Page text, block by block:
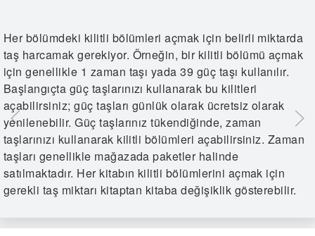
Her bölümdeki kilitli bölümleri açmak için belirli miktarda
taş harcamak gerekiyor. Örneğin, bir kilitli bölümü açmak
için genellikle 1 zaman taşı yada 39 güç taşı kullanılır.
Başlangıçta güç taşlarınızı kullanarak bu kilitleri
açabilirsiniz; güç taşları günlük olarak ücretsiz olarak
yenilenebilir. Güç taşlarınız tükendiğinde, zaman
taşlarınızı kullanarak kilitli bölümleri açabilirsiniz. Zaman
taşları genellikle mağazada paketler halinde
satılmaktadır. Her kitabın kilitli bölümlerini açmak için
gerekli taş miktarı kitaptan kitaba değişiklik gösterebilir.